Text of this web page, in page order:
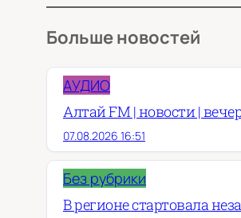
Больше новостей
АУДИО
Алтай FM | новости |
07.08.2026 16:51
Без рубрики
В регионе стартовала